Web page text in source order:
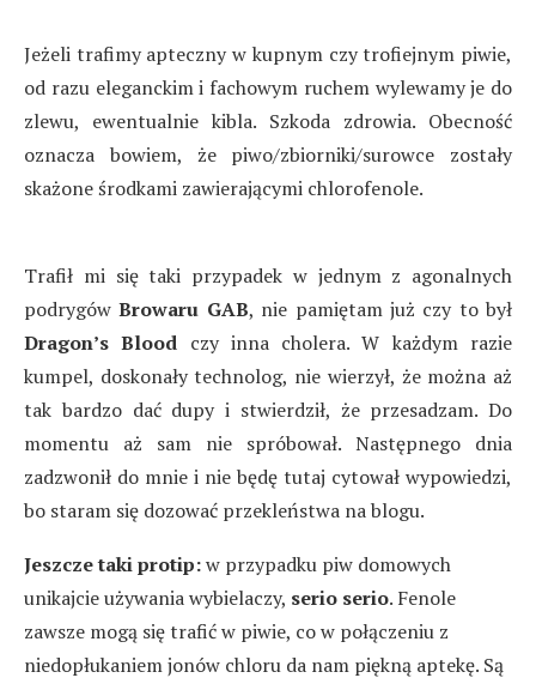
Jeżeli trafimy apteczny w kupnym czy trofiejnym piwie,
od razu eleganckim i fachowym ruchem wylewamy je do
zlewu, ewentualnie kibla. Szkoda zdrowia. Obecność
oznacza bowiem, że piwo/zbiorniki/surowce zostały
skażone środkami zawierającymi chlorofenole.
Trafił mi się taki przypadek w jednym z agonalnych
podrygówBrowaru GAB, nie pamiętam już czy to był
Dragon’s Blood czy inna cholera. W każdym razie
kumpel, doskonały technolog, nie wierzył, że można aż
tak bardzo dać dupy i stwierdził, że przesadzam. Do
momentu aż sam nie spróbował. Następnego dnia
zadzwonił do mnie i nie będę tutaj cytował wypowiedzi,
bo staram się dozować przekleństwa na blogu.
Jeszcze taki protip:w przypadku piw domowych
unikajcie używania wybielaczy, serio serio. Fenole
zawsze mogą się trafić w piwie, co w połączeniu z
niedopłukaniem jonów chloru da nam piękną aptekę. Są